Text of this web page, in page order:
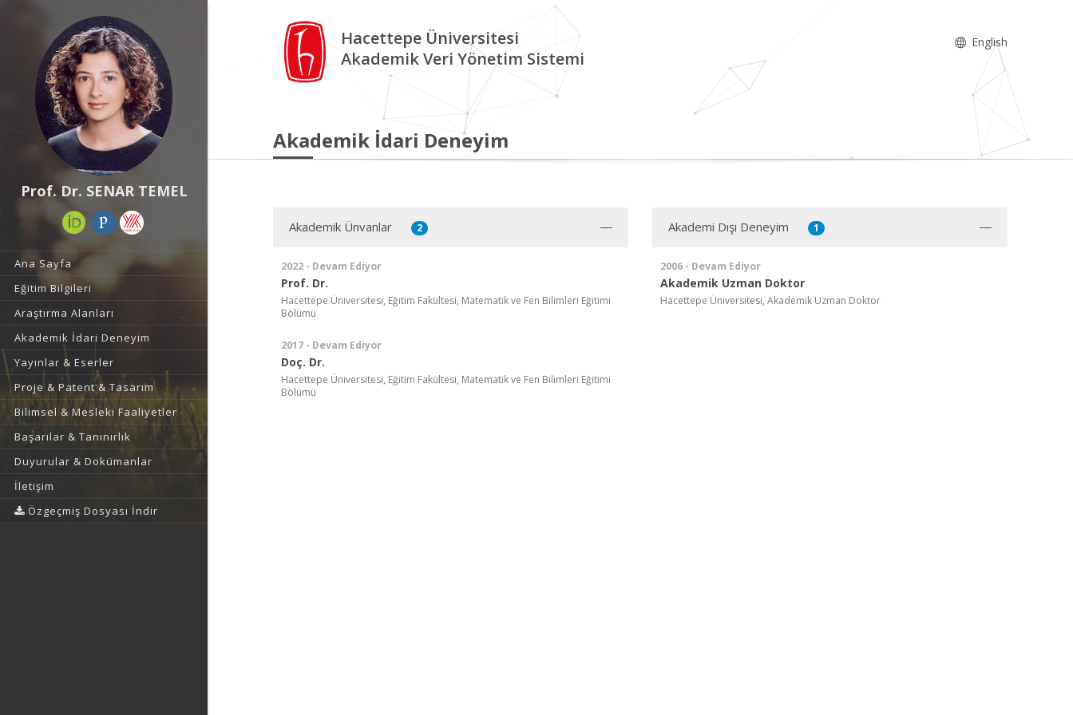
Prof. Dr. SENAR TEMEL
Ana Sayfa
Eğitim Bilgileri
Araştırma Alanları
Akademik İdari Deneyim
Yayınlar & Eserler
Proje & Patent & Tasarım
Bilimsel & Mesleki Faaliyetler
Başarılar & Tanınırlık
Duyurular & Dokümanlar
İletişim
Özgeçmiş Dosyası İndir
Hacettepe Üniversitesi
Akademik Veri Yönetim Sistemi
English
Akademik İdari Deneyim
Akademik Ünvanlar 2
2022 - Devam Ediyor
Prof. Dr.
Hacettepe Üniversitesi, Eğitim Fakültesi, Matematik ve Fen Bilimleri Eğitimi
Bölümü
2017 - Devam Ediyor
Doç. Dr.
Hacettepe Üniversitesi, Eğitim Fakültesi, Matematik ve Fen Bilimleri Eğitimi
Bölümü
Akademi Dışı Deneyim 1
2006 - Devam Ediyor
Akademik Uzman Doktor
Hacettepe Üniversitesi, Akademik Uzman Doktor